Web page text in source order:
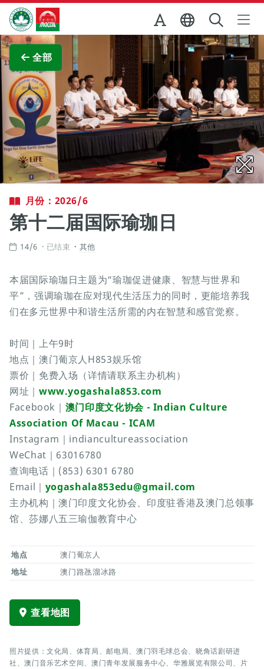
跳至主内容
澳门特别行政区政府旅游局
全部
查看原图
月份：2026/6
第十二届国际瑜珈日
14/6 已结束 其他
本届国际瑜珈日主题为“瑜珈促进健康、智慧与世界和
平”，强调瑜珈在应对现代生活压力的同时，更能培养我
们在多元世界中和谐生活所需的内在智慧和感官觉察。
时间｜上午9时
地点｜澳门葡京人H853娱乐馆
票价｜免费入场（详情请联系主办机构）
网址｜ www.yogashala853.com
Facebook｜ 澳门印度文化协会 - Indian Culture
Association Of Macau - ICAM
Instagram｜indiancultureassociation
WeChat｜63016780
查询电话｜(853) 6301 6780
Email｜ yogashala853edu@gmail.com
主办机构｜澳门印度文化协会、印度驻香港及澳门总领事
馆、莎娜八五三瑜伽教育中心
地点
澳门葡京人
地址
澳门路氹溜冰路
查看地图
照片提供：文化局、体育局、邮电局、澳门羽毛球总会、晓角话剧研进
社、澳门音乐艺术空间、澳门青年发展服务中心、华雅展览有限公司、片